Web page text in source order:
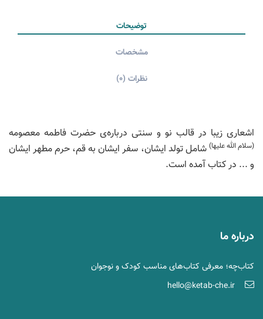
توضیحات
مشخصات
نظرات (0)
اشعاری زیبا در قالب نو و سنتی درباره‌ی حضرت فاطمه معصومه
(سلام الله علیها) شامل تولد ایشان، سفر ایشان به قم، حرم مطهر ایشان
و ... در کتاب آمده است.
درباره ما
کتاب‌چه؛ معرفی کتاب‌های مناسب کودک و نوجوان
hello@ketab-che.ir